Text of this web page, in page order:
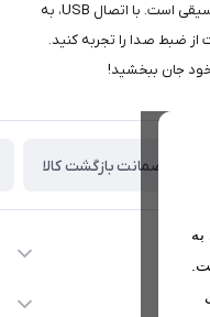
انتخابی عالی برای پادکست، استریم و ضبط موسیقی است. با اتصال USB، به
از ضبط صدا را تجربه کنید.
جان ببخشید!
به
ضمانت بازگشت کالا